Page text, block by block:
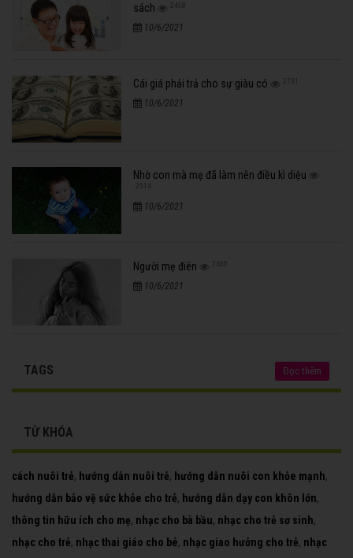
sách
2458
10/6/2021
Cái giá phải trả cho sự giàu có 2731
10/6/2021
Nhờ con mà mẹ đã làm nên điều kì diệu
2514
10/6/2021
Người mẹ điên 2650
10/6/2021
TAGS Đọc thêm
TỪ KHÓA
cách nuôi trẻ, hướng dẫn nuôi trẻ, hướng dẫn nuôi con khỏe mạnh,
hướng dẫn bảo vệ sức khỏe cho trẻ, hướng dẫn dạy con khôn lớn,
thông tin hữu ích cho mẹ, nhạc cho bà bầu, nhạc cho trẻ sơ sinh,
nhạc cho trẻ, nhạc thai giáo cho bé, nhạc giao hưởng cho trẻ, nhạc